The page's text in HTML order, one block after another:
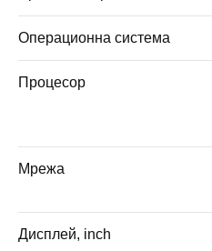
Операционна система
Процесор
Мрежа
Дисплей, inch